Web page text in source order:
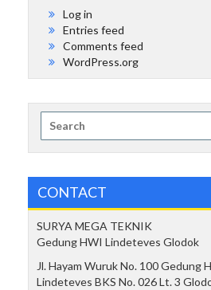
Log in
Entries feed
Comments feed
WordPress.org
for:
CONTACT
SURYA MEGA TEKNIK
Gedung HWI Lindeteves Glodok
Jl. Hayam Wuruk No. 100 Gedung
Lindeteves BKS No. 026 Lt. 3